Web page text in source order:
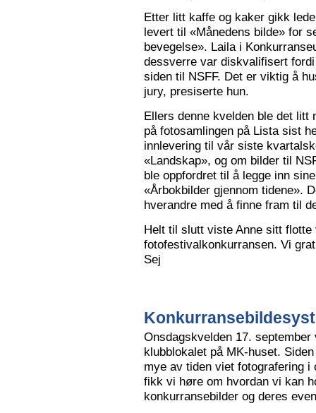
Etter litt kaffe og kaker gikk
levert til «Månedens bilde» for
bevegelse». Laila i
dessverre var diskvalifisert
siden til NSFF. Det er viktig å
jury, presiserte hun.
Ellers denne kvelden ble det litt
på fotosamlingen på Lista sist
innlevering til vår siste
«Landskap», og om bilder til
ble oppfordret til å legge inn
«Årbokbilder gjennom tidene».
hverandre med å finne fram til
Helt til slutt viste Anne sitt flotte
fotofestivalkonkurransen. Vi
Sej
Onsdagskvelden 17.
klubblokalet på MK-huset.
mye av tiden viet fotografering
fikk vi høre om hvordan vi kan
konkurransebilder og deres